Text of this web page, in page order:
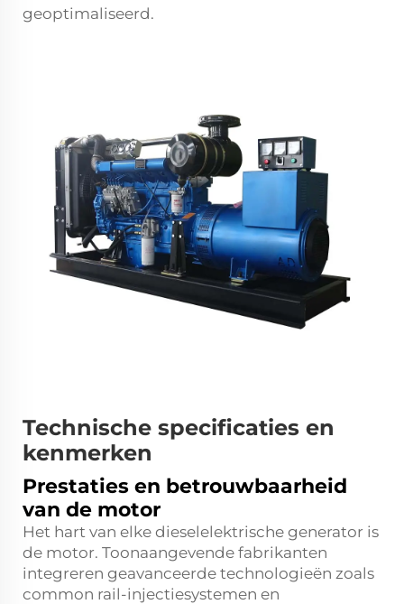
geoptimaliseerd.
Technische specificaties en
kenmerken
Prestaties en betrouwbaarheid
van de motor
Het hart van elke dieselelektrische generator is
de motor. Toonaangevende fabrikanten
integreren geavanceerde technologieën zoals
common rail-injectiesystemen en